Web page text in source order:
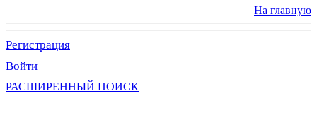
На главную
Регистрация
Войти
РАСШИРЕННЫЙ ПОИСК